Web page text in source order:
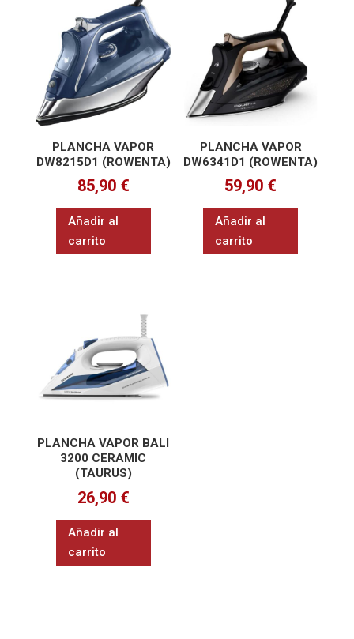
PLANCHA VAPOR
DW8215D1 (ROWENTA)
85,90 €
Añadir al
carrito
PLANCHA VAPOR
DW6341D1 (ROWENTA)
59,90 €
Añadir al
carrito
PLANCHA VAPOR BALI
3200 CERAMIC
(TAURUS)
26,90 €
Añadir al
carrito